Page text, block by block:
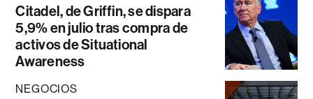
Citadel, de Griffin, se dispara
5,9% en julio tras compra de
activos de Situational
Awareness
NEGOCIOS